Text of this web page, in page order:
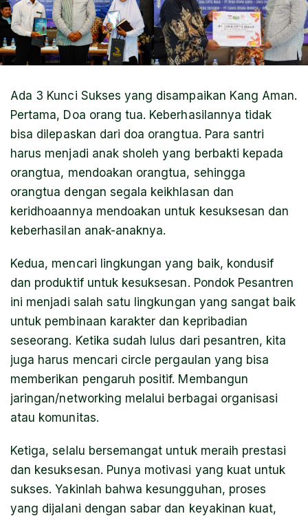
Ada 3 Kunci Sukses yang disampaikan Kang Aman.
Pertama, Doa orang tua. Keberhasilannya tidak
bisa dilepaskan dari doa orangtua. Para santri
harus menjadi anak sholeh yang berbakti kepada
orangtua, mendoakan orangtua, sehingga
orangtua dengan segala keikhlasan dan
keridhoaannya mendoakan untuk kesuksesan dan
keberhasilan anak-anaknya.
Kedua, mencari lingkungan yang baik, kondusif
dan produktif untuk kesuksesan. Pondok Pesantren
ini menjadi salah satu lingkungan yang sangat baik
untuk pembinaan karakter dan kepribadian
seseorang. Ketika sudah lulus dari pesantren, kita
juga harus mencari circle pergaulan yang bisa
memberikan pengaruh positif. Membangun
jaringan/networking melalui berbagai organisasi
atau komunitas.
Ketiga, selalu bersemangat untuk meraih prestasi
dan kesuksesan. Punya motivasi yang kuat untuk
sukses. Yakinlah bahwa kesungguhan, proses
yang dijalani dengan sabar dan keyakinan kuat,